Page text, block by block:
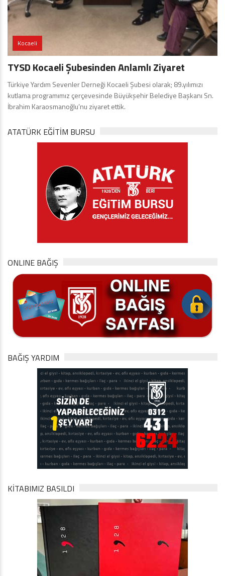
Kocaeli
TYSD Kocaeli Şubesinden Anlamlı Ziyaret
Türkiye Yardım Sevenler Derneği Kocaeli Şubesi olarak; 89.yılımızı
kutlama programımız çerçevesinde Büyükşehir Belediye Başkanı Sn.
İbrahim Karaosmanoğlu’nu ziyaret ettik.
ATATÜRK EĞITIM BURSU
ONLINE BAĞIŞ
BAĞIŞ YARDIM
KİTABIMIZ BASILDI